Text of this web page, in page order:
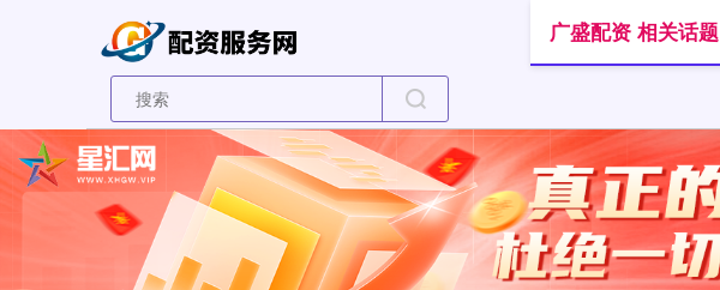
广盛配资 相关话题